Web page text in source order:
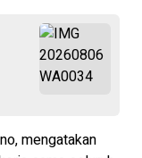
mengatakan